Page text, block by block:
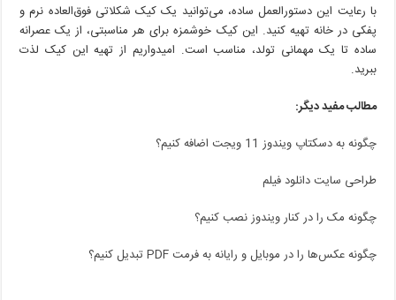
با رعایت این دستورالعمل ساده، می‌توانید یک کیک شکلاتی فوق‌العاده نرم و
پفکی در خانه تهیه کنید. این کیک خوشمزه برای هر مناسبتی، از یک عصرانه
ساده تا یک مهمانی تولد، مناسب است. امیدواریم از تهیه این کیک لذت
ببرید.
مطالب مفید دیگر:
چگونه به دسکتاپ ویندوز 11 ویجت اضافه کنیم؟
طراحی سایت دانلود فیلم
چگونه مک را در کنار ویندوز نصب کنیم؟
چگونه عکس‌ها را در موبایل و رایانه به فرمت PDF تبدیل کنیم؟